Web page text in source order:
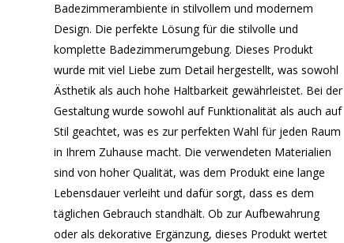
Badezimmerambiente in stilvollem und modernem
Design. Die perfekte Lösung für die stilvolle und
komplette Badezimmerumgebung. Dieses Produkt
wurde mit viel Liebe zum Detail hergestellt, was sowohl
Ästhetik als auch hohe Haltbarkeit gewährleistet. Bei der
Gestaltung wurde sowohl auf Funktionalität als auch auf
Stil geachtet, was es zur perfekten Wahl für jeden Raum
in Ihrem Zuhause macht. Die verwendeten Materialien
sind von hoher Qualität, was dem Produkt eine lange
Lebensdauer verleiht und dafür sorgt, dass es dem
täglichen Gebrauch standhält. Ob zur Aufbewahrung
oder als dekorative Ergänzung, dieses Produkt wertet